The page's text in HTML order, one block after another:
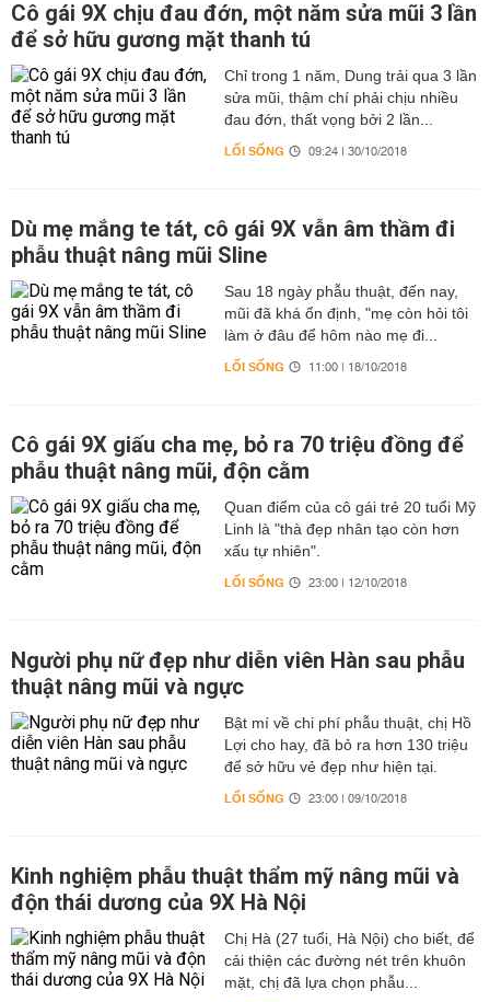
Cô gái 9X chịu đau đớn, một năm sửa mũi 3 lần
để sở hữu gương mặt thanh tú
Chỉ trong 1 năm, Dung trải qua 3 lần
sửa mũi, thậm chí phải chịu nhiều
đau đớn, thất vọng bởi 2 lần...
LỐI SỐNG 09:24 | 30/10/2018
Dù mẹ mắng te tát, cô gái 9X vẫn âm thầm đi
phẫu thuật nâng mũi Sline
Sau 18 ngày phẫu thuật, đến nay,
mũi đã khá ổn định, "mẹ còn hỏi tôi
làm ở đâu để hôm nào mẹ đi...
LỐI SỐNG 11:00 | 18/10/2018
Cô gái 9X giấu cha mẹ, bỏ ra 70 triệu đồng để
phẫu thuật nâng mũi, độn cằm
Quan điểm của cô gái trẻ 20 tuổi Mỹ
Linh là "thà đẹp nhân tạo còn hơn
xấu tự nhiên".
LỐI SỐNG 23:00 | 12/10/2018
Người phụ nữ đẹp như diễn viên Hàn sau phẫu
thuật nâng mũi và ngực
Bật mí về chi phí phẫu thuật, chị Hồ
Lợi cho hay, đã bỏ ra hơn 130 triệu
để sở hữu vẻ đẹp như hiện tại.
LỐI SỐNG 23:00 | 09/10/2018
Kinh nghiệm phẫu thuật thẩm mỹ nâng mũi và
độn thái dương của 9X Hà Nội
Chị Hà (27 tuổi, Hà Nội) cho biết, để
cải thiện các đường nét trên khuôn
mặt, chị đã lựa chọn phẫu...